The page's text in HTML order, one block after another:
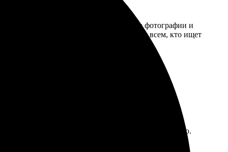
просто — выбрала дизайн, загрузила фотографии и
подарок для близких. Рекомендую всем, кто ищет
потрясающими, яркими и с отличной печатью.
закажу снова, рекомендую!